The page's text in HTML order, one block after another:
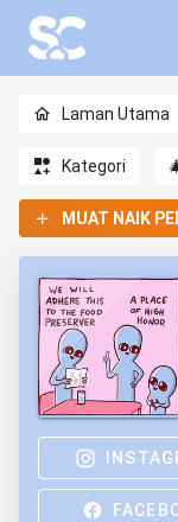
Laman Utama
Kategori
MUAT NAIK